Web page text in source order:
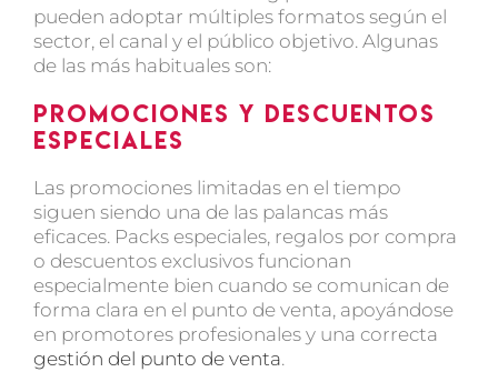
pueden adoptar múltiples formatos según el
sector, el canal y el público objetivo. Algunas
de las más habituales son:
Promociones y descuentos
especiales
Las promociones limitadas en el tiempo
siguen siendo una de las palancas más
eficaces. Packs especiales, regalos por compra
o descuentos exclusivos funcionan
especialmente bien cuando se comunican de
forma clara en el punto de venta, apoyándose
en promotores profesionalesy una correcta
gestión del punto de venta.